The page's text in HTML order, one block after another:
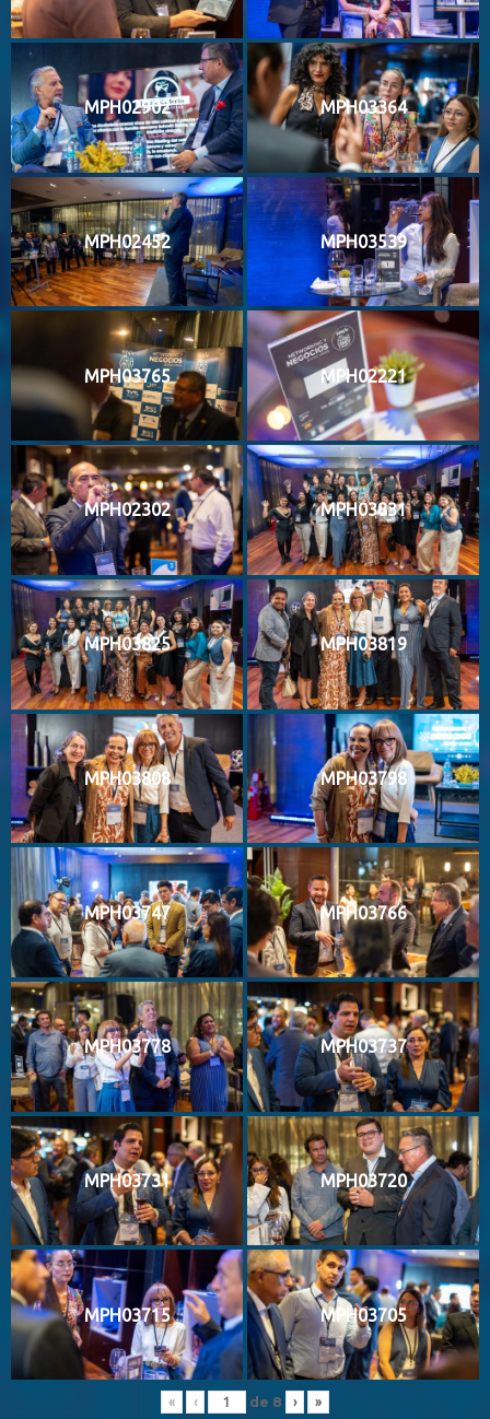
MPH02902 MPH03364
MPH02452 MPH03539
MPH03765 MPH02221
MPH02302 MPH03831
MPH03825 MPH03819
MPH03808 MPH03798
MPH03747 MPH03766
MPH03778 MPH03737
MPH03731 MPH03720
MPH03715 MPH03705
« ‹ de 8 › »